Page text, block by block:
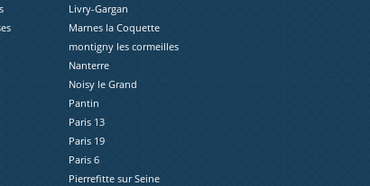
Livry-Gargan
Marnes la Coquette
montigny les cormeilles
Nanterre
Noisy le Grand
Pantin
Paris 13
Paris 19
Paris 6
Pierrefitte sur Seine